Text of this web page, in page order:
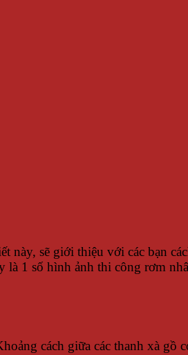
sẽ giới thiệu với các bạn
1 số hình ảnh thi công rơm
cách giữa các thanh xà gồ